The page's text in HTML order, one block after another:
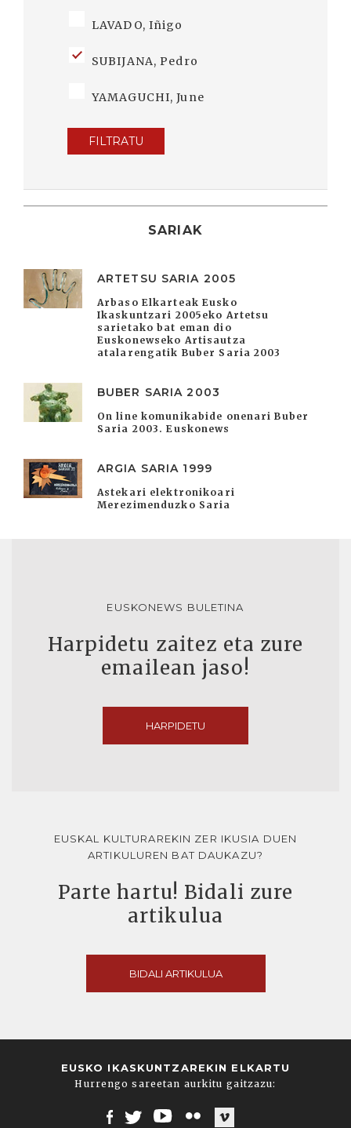
LAVADO, Iñigo
SUBIJANA, Pedro
YAMAGUCHI, June
FILTRATU
SARIAK
ARTETSU SARIA 2005
Arbaso Elkarteak Eusko
Ikaskuntzari 2005eko Artetsu
sarietako bat eman dio
Euskonewseko Artisautza
atalarengatik Buber Saria 2003
BUBER SARIA 2003
On line komunikabide onenari Buber
Saria 2003. Euskonews
ARGIA SARIA 1999
Astekari elektronikoari
Merezimenduzko Saria
EUSKONEWS BULETINA
Harpidetu zaitez eta zure
emailean jaso!
HARPIDETU
EUSKAL KULTURAREKIN ZER IKUSIA DUEN
ARTIKULUREN BAT DAUKAZU?
Parte hartu! Bidali zure
artikulua
BIDALI ARTIKULUA
EUSKO IKASKUNTZAREKIN ELKARTU
Hurrengo sareetan aurkitu gaitzazu: